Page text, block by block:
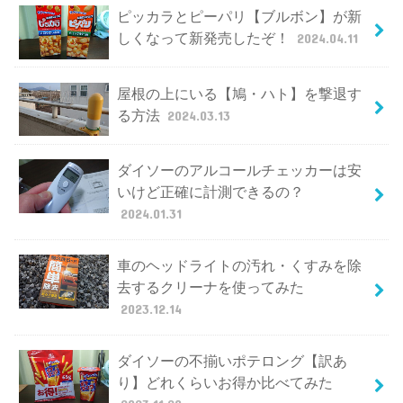
ピッカラとピーパリ【ブルボン】が新
しくなって新発売したぞ！
2024.04.11
屋根の上にいる【鳩・ハト】を撃退す
る方法 2024.03.13
ダイソーのアルコールチェッカーは安
いけど正確に計測できるの？
2024.01.31
車のヘッドライトの汚れ・くすみを除
去するクリーナを使ってみた
2023.12.14
ダイソーの不揃いポテロング【訳あ
り】どれくらいお得か比べてみた